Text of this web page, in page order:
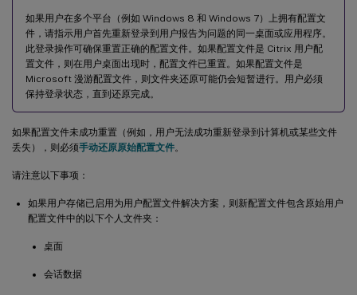
如果用户在多个平台（例如 Windows 8 和 Windows 7）上拥有配置文
件，请指示用户首先重新登录到用户报告为问题的同一桌面或应用程序。
此登录操作可确保重置正确的配置文件。如果配置文件是 Citrix 用户配
置文件，则在用户桌面出现时，配置文件已重置。如果配置文件是
Microsoft 漫游配置文件，则文件夹还原可能仍会短暂进行。用户必须
保持登录状态，直到还原完成。
如果配置文件未成功重置（例如，用户无法成功重新登录到计算机或某些文件
丢失），则必须手动还原原始配置文件。
请注意以下事项：
如果用户存储已启用为用户配置文件解决方案，则新配置文件包含原始用户
配置文件中的以下个人文件夹：
桌面
会话数据